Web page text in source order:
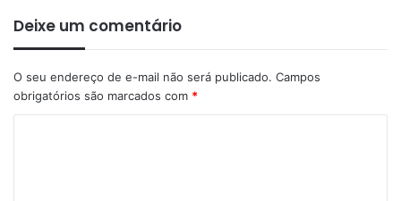
banda Olodum. Posteriormente, ele se converteu e consolidou
sua carreira artística na música gospel. Ex-deputado federal e
ex-candidato ao Senado, o político estava em seu primeiro
mandato na Câmara Municipal de Salvador (CMS).
Deixe um comentário
O seu endereço de e-mail não será publicado. Campos
obrigatórios são marcados com *